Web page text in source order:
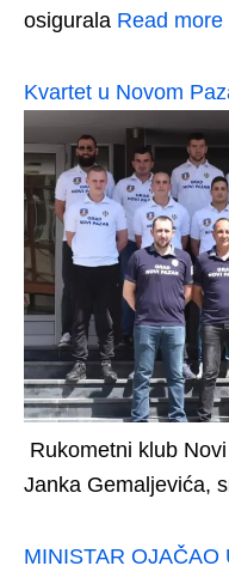
osigurala Read more
Kvartet u Novom
Rukometni klub
Janka Gemaljevića,
MINISTAR OJAČAO